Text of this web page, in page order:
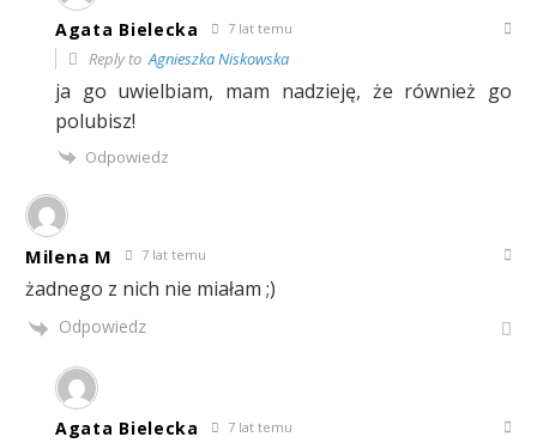
Agata Bielecka 7 lat temu
Reply toAgnieszka Niskowska
ja go uwielbiam, mam nadzieję, że również go
polubisz!
Odpowiedz
Milena M 7 lat temu
żadnego z nich nie miałam ;)
Odpowiedz
Agata Bielecka 7 lat temu